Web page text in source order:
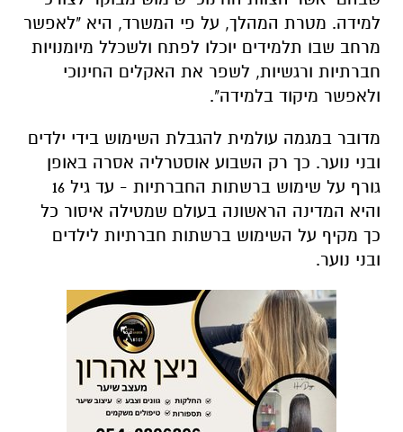
למידה. מטרת המהלך, על פי המשרד, היא "לאפשר
מרחב שבו תלמידים יוכלו לפתח ולשכלל מיומנויות
חברתיות ורגשיות, לשפר את האקלים החינוכי
ולאפשר מיקוד בלמידה".
מדובר במגמה עולמית להגבלת השימוש בידי ילדים
ובני נוער. כך רק השבוע אוסטרליה אסרה באופן
גורף על שימוש ברשתות החברתיות - עד גיל 16
והיא המדינה הראשונה בעולם שמטילה איסור כל
כך מקיף על השימוש ברשתות חברתיות לילדים
ובני נוער.